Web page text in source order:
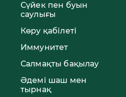
Сүйек пен буын
саулығы
Көру қабілеті
Иммунитет
Салмақты бақылау
Әдемі шаш мен
тырнақ